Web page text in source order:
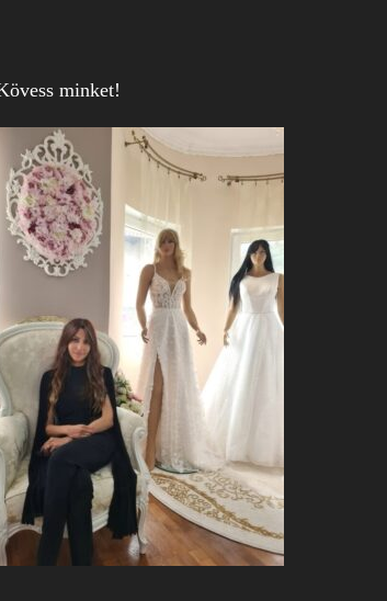
minket!